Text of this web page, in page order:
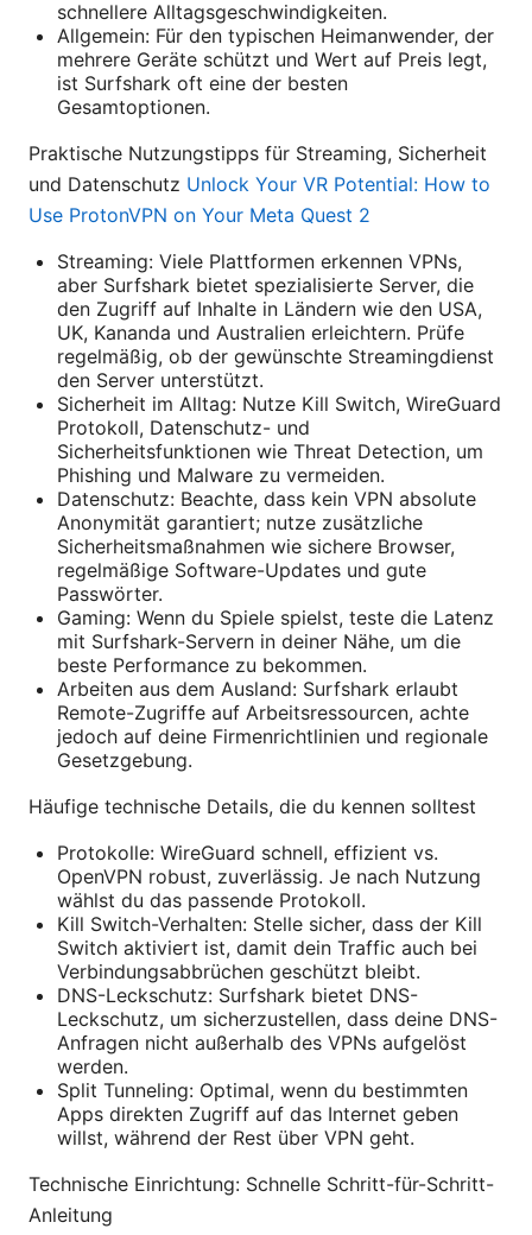
schnellere Alltagsgeschwindigkeiten.
Allgemein: Für den typischen Heimanwender, der
mehrere Geräte schützt und Wert auf Preis legt,
ist Surfshark oft eine der besten
Gesamtoptionen.
Praktische Nutzungstipps für Streaming, Sicherheit
und Datenschutz Unlock Your VR Potential: How to
Use ProtonVPN on Your Meta Quest 2
Streaming: Viele Plattformen erkennen VPNs,
aber Surfshark bietet spezialisierte Server, die
den Zugriff auf Inhalte in Ländern wie den USA,
UK, Kananda und Australien erleichtern. Prüfe
regelmäßig, ob der gewünschte Streamingdienst
den Server unterstützt.
Sicherheit im Alltag: Nutze Kill Switch, WireGuard
Protokoll, Datenschutz- und
Sicherheitsfunktionen wie Threat Detection, um
Phishing und Malware zu vermeiden.
Datenschutz: Beachte, dass kein VPN absolute
Anonymität garantiert; nutze zusätzliche
Sicherheitsmaßnahmen wie sichere Browser,
regelmäßige Software-Updates und gute
Passwörter.
Gaming: Wenn du Spiele spielst, teste die Latenz
mit Surfshark-Servern in deiner Nähe, um die
beste Performance zu bekommen.
Arbeiten aus dem Ausland: Surfshark erlaubt
Remote-Zugriffe auf Arbeitsressourcen, achte
jedoch auf deine Firmenrichtlinien und regionale
Gesetzgebung.
Häufige technische Details, die du kennen solltest
Protokolle: WireGuard schnell, effizient vs.
OpenVPN robust, zuverlässig. Je nach Nutzung
wählst du das passende Protokoll.
Kill Switch-Verhalten: Stelle sicher, dass der Kill
Switch aktiviert ist, damit dein Traffic auch bei
Verbindungsabbrüchen geschützt bleibt.
DNS-Leckschutz: Surfshark bietet DNS-
Leckschutz, um sicherzustellen, dass deine DNS-
Anfragen nicht außerhalb des VPNs aufgelöst
werden.
Split Tunneling: Optimal, wenn du bestimmten
Apps direkten Zugriff auf das Internet geben
willst, während der Rest über VPN geht.
Technische Einrichtung: Schnelle Schritt-für-Schritt-
Anleitung